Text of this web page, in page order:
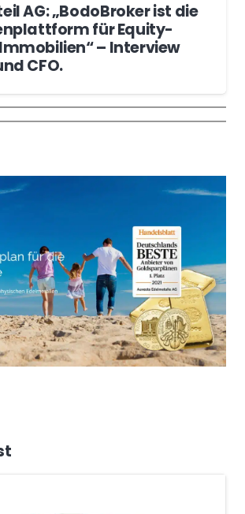
AG: „BodoBroker ist die
für Equity-
– Interview
CFO.